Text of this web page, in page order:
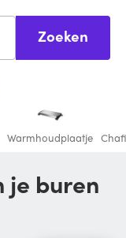
Zoeken
Warmhoudplaatje